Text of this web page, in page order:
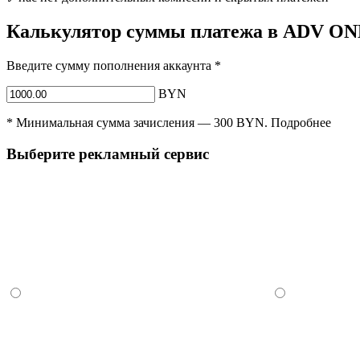
Калькулятор суммы платежа в ADV
Введите сумму пополнения аккаунта *
BYN
* Минимальная сумма зачисления — 300 BYN. Подробнее
Выберите рекламный сервис